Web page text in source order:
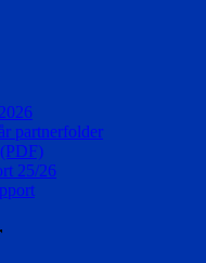
partnerfolder
25/26